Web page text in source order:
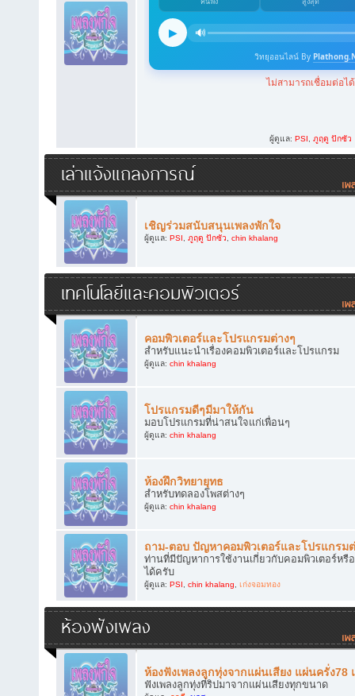
ผู้ดูแล: PSI, ภูฤดู ปักซัว
เล่าแจ้งแถลงการณ์
เชิญร่วมสนับสนุนเพลงพักใจ
ผู้ดูแล: PSI, ภูฤดู ปักซัว, chin khalang
เทคโนโลยีและคอมพิวเตอร์
คอมพิวเตอร์และโปรแกรมต่างๆ
สำหรับแนะนำเรื่องคอมพิวเตอร์และโปรแกรม
ผู้ดูแล: chin khalang
โปรแกรมดีๆมีมาให้กัน
มอบโปรแกรมที่น่าสนใจแก่เพื่อนๆ
ผู้ดูแล: chin khalang
ห้องฝึกวิทยายุทธ
สำหรับทดลองโพสต่างๆ
ผู้ดูแล: chin khalang
ถาม-ตอบ ปัญหาคอมพิวเตอร์และโปรแกรม
ท่านที่มีปัญหาการใช้งานเกี่ยวกับคอมพิวเตอร์ห
ได้ครับ
ผู้ดูแล: PSI, chin khalang, เก่งจอมทอง
ห้องฟังเพลง
ห้องฟังเพลงลูกทุ่งจากแผ่นเสียง แผ่นครั่ง78
ฟังเพลงลูกทุ่งที่ริปมาจากแผ่นเสียงทุกขนาด